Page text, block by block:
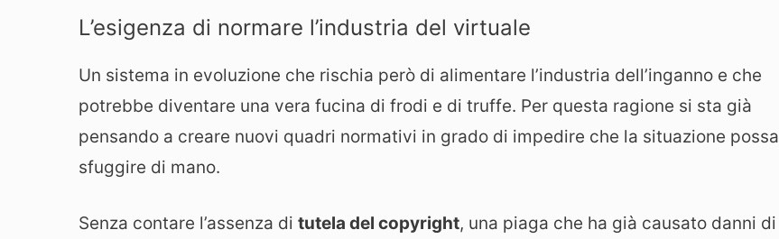
L’esigenza di normare l’industria del virtuale
Un sistema in evoluzione che rischia però di alimentare l’industria dell’inganno e che
potrebbe diventare una vera fucina di frodi e di truffe. Per questa ragione si sta già
pensando a creare nuovi quadri normativi in grado di impedire che la situazione possa
sfuggire di mano.
Senza contare l’assenza di tutela del copyright, una piaga che ha già causato danni di